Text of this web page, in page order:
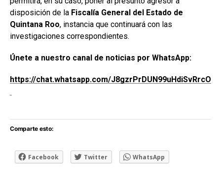
disposición de la Fiscalía General del Estado de
Quintana Roo, instancia que continuará con las
investigaciones correspondientes.
Únete a nuestro canal de noticias por WhatsApp:
https://chat.whatsapp.com/J8gzrPrDUN99uHdiSvRrcO
Comparte esto:
Facebook Twitter WhatsApp